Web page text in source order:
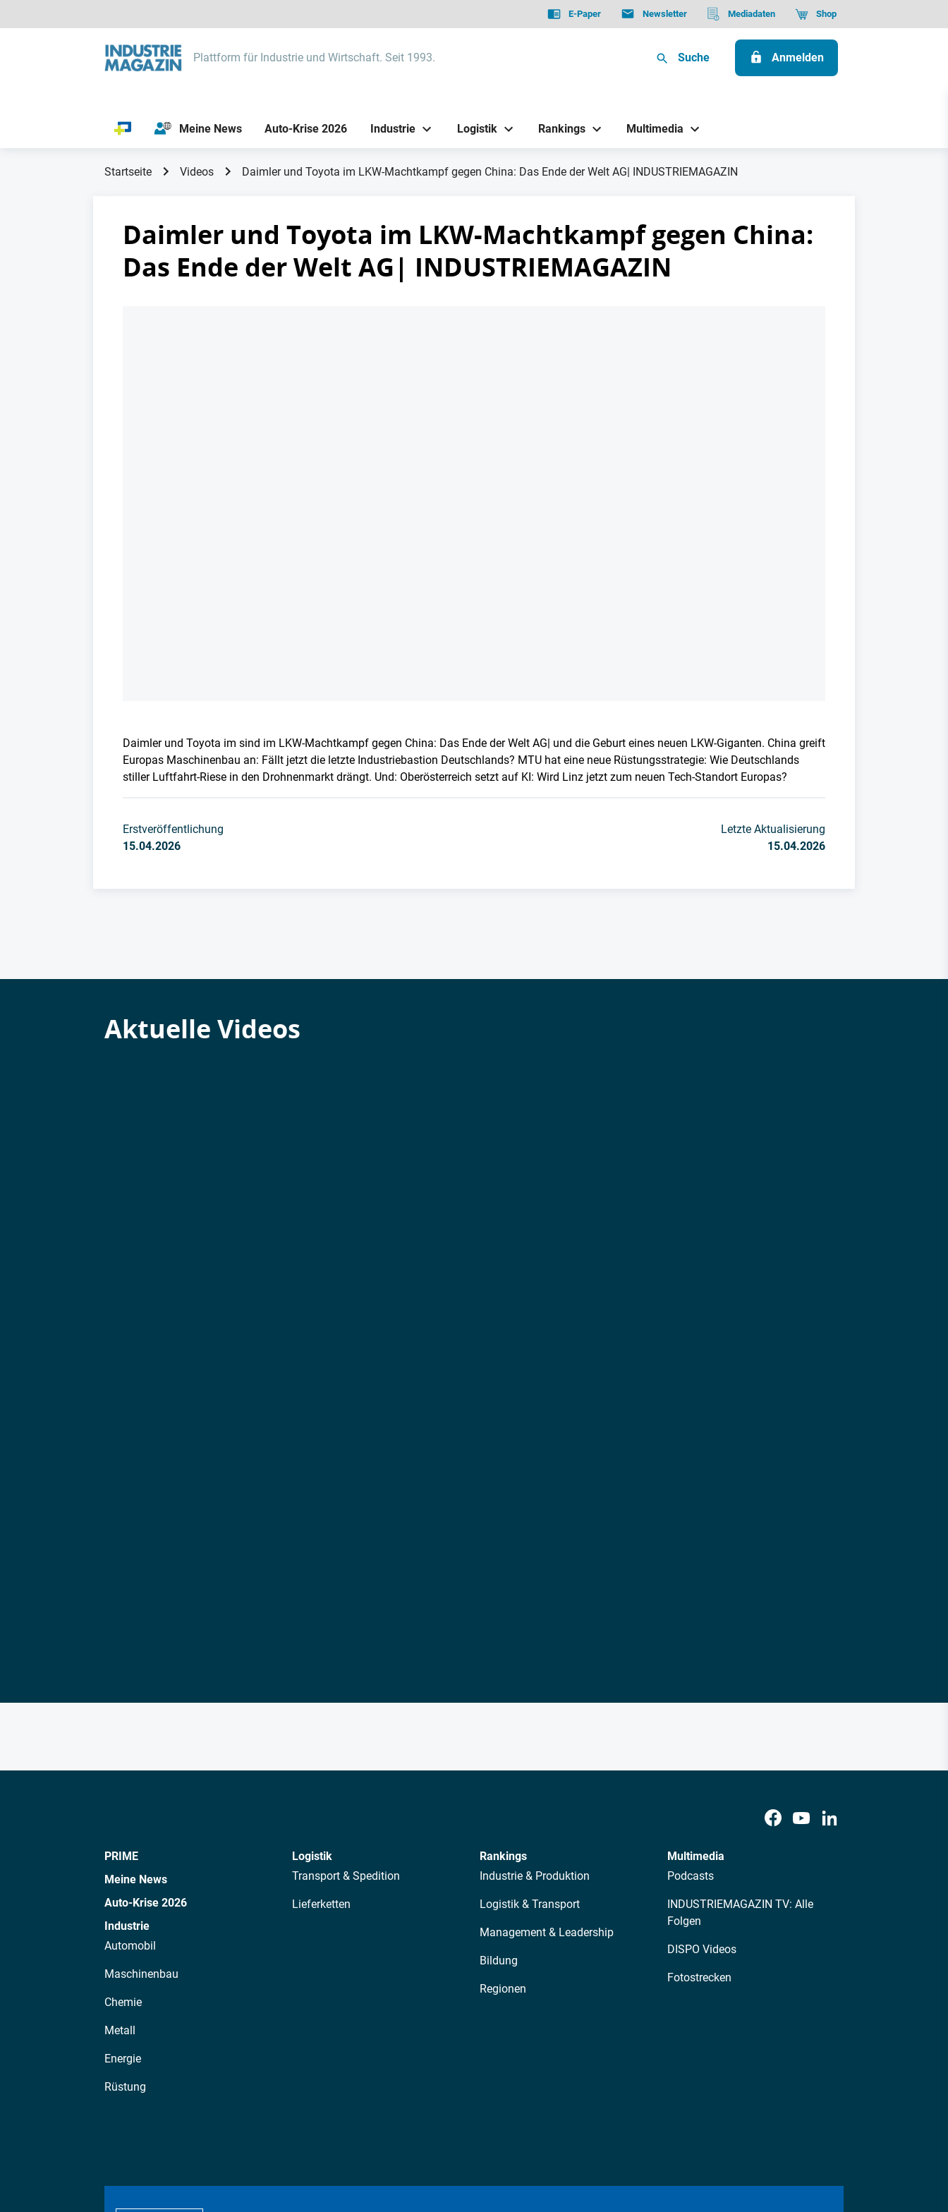
E-Paper Newsletter Mediadaten Shop
Plattform für Industrie und Wirtschaft. Seit 1993. Suche Anmelden
Meine News Auto-Krise 2026 Industrie Logistik Rankings Multimedia
Startseite Videos Daimler und Toyota im LKW-Machtkampf gegen China: Das Ende der Welt AG| INDUSTRIEMAGAZIN
Daimler und Toyota im LKW-Machtkampf gegen China:
Das Ende der Welt AG| INDUSTRIEMAGAZIN
Daimler und Toyota im sind im LKW-Machtkampf gegen China: Das Ende der Welt AG| und die Geburt eines neuen LKW-Giganten. China greift
Europas Maschinenbau an: Fällt jetzt die letzte Industriebastion Deutschlands? MTU hat eine neue Rüstungsstrategie: Wie Deutschlands
stiller Luftfahrt-Riese in den Drohnenmarkt drängt. Und: Oberösterreich setzt auf KI: Wird Linz jetzt zum neuen Tech-Standort Europas?
Erstveröffentlichung
15.04.2026
Letzte Aktualisierung
15.04.2026
Aktuelle Videos
PRIME
Meine News
Auto-Krise 2026
Industrie
Automobil
Maschinenbau
Chemie
Metall
Energie
Rüstung
Logistik
Transport & Spedition
Lieferketten
Rankings
Industrie & Produktion
Logistik & Transport
Management & Leadership
Bildung
Regionen
Multimedia
Podcasts
INDUSTRIEMAGAZIN TV: Alle
Folgen
DISPO Videos
Fotostrecken